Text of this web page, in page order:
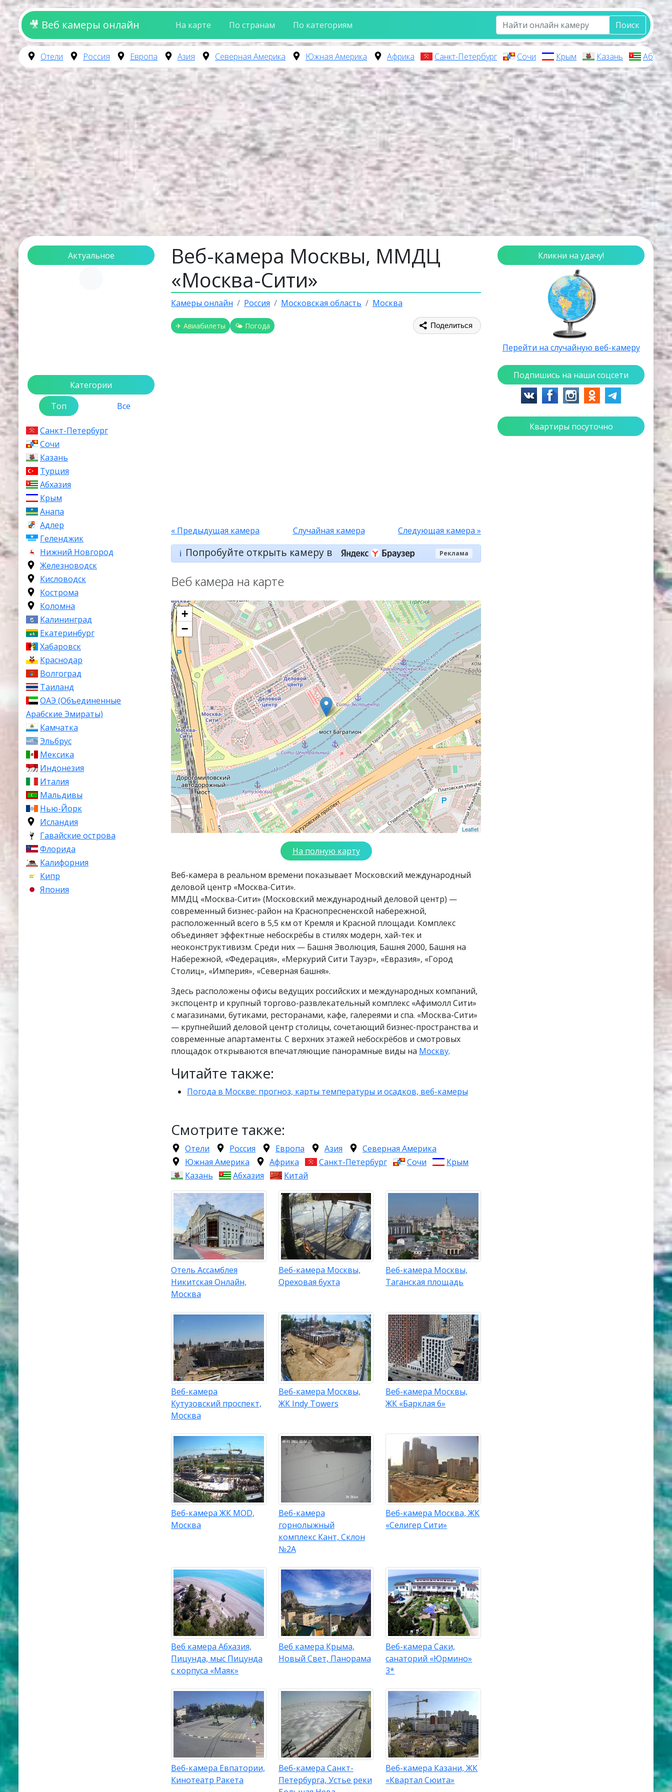
🎥 Веб камеры онлайн На карте По странам По категориям Поиск
Отели Россия Европа Азия Северная Америка Южная Америка Африка Санкт-Петербург Сочи Крым Казань
Актуальное
Категории
Топ
Все
Санкт-Петербург
Сочи
Казань
Турция
Абхазия
Крым
Анапа
Адлер
Геленджик
Нижний Новгород
Железноводск
Кисловодск
Кострома
Коломна
Калининград
Екатеринбург
Хабаровск
Краснодар
Волгоград
Таиланд
ОАЭ (Объединенные
Арабские Эмираты)
Камчатка
Эльбрус
Мексика
Индонезия
Италия
Мальдивы
Нью-Йорк
Исландия
Гавайские острова
Флорида
Калифорния
Кипр
Япония
Веб-камера Москвы, ММДЦ
«Москва-Сити»
Камеры онлайн Россия Московская область Москва
✈ Авиабилеты 🌤 Погода Поделиться
« Предыдущая камера Случайная камера Следующая камера »
ℹ️ Попробуйте открыть камеру в Реклама
Веб камера на карте
+
−
Leaflet
На полную карту
Веб-камера в реальном времени показывает Московский международный
деловой центр «Москва-Сити».
ММДЦ «Москва-Сити» (Московский международный деловой центр) —
современный бизнес-район на Краснопресненской набережной,
расположенный всего в 5,5 км от Кремля и Красной площади. Комплекс
объединяет эффектные небоскрёбы в стилях модерн, хай-тек и
неоконструктивизм. Среди них — Башня Эволюция, Башня 2000, Башня на
Набережной, «Федерация», «Меркурий Сити Тауэр», «Евразия», «Город
Столиц», «Империя», «Северная башня».
Здесь расположены офисы ведущих российских и международных компаний,
экспоцентр и крупный торгово-развлекательный комплекс «Афимолл Сити»
с магазинами, бутиками, ресторанами, кафе, галереями и спа. «Москва-Сити»
— крупнейший деловой центр столицы, сочетающий бизнес-пространства и
современные апартаменты. С верхних этажей небоскрёбов и смотровых
площадок открываются впечатляющие панорамные виды на Москву.
Читайте также:
Погода в Москве: прогноз, карты температуры и осадков, веб-камеры
Смотрите также:
Отели Россия Европа Азия
Северная Америка
Южная Америка
Африка Санкт-Петербург Сочи
Крым
Казань
Абхазия Китай
Отель Ассамблея
Никитская Онлайн,
Москва
Веб-камера Москвы,
Ореховая бухта
Веб-камера Москвы,
Таганская площадь
Веб-камера
Кутузовский проспект,
Москва
Веб-камера Москвы,
ЖК Indy Towers
Веб-камера Москвы,
ЖК «Барклая 6»
Веб-камера ЖК MOD,
Москва
Веб-камера
горнолыжный
комплекс Кант, Склон
№2А
Веб-камера Москва, ЖК
«Селигер Сити»
Веб камера Абхазия,
Пицунда, мыс Пицунда
с корпуса «Маяк»
Веб камера Крыма,
Новый Свет, Панорама
Веб-камера Саки,
санаторий «Юрмино»
3*
Веб-камера Евпатории,
Кинотеатр Ракета
Веб-камера Санкт-
Петербурга, Устье реки
Веб-камера Казани, ЖК
«Квартал Сюита»
Кликни на удачу!
Перейти на случайную веб-камеру
Подпишись на наши соцсети
Квартиры посуточно